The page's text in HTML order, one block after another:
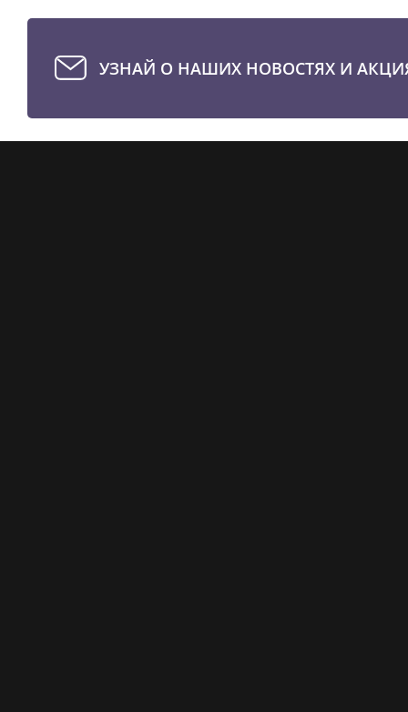
УЗНАЙ О НАШИХ НОВОСТЯХ И